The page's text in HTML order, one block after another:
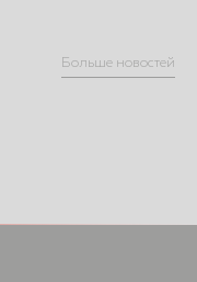
Больше новостей